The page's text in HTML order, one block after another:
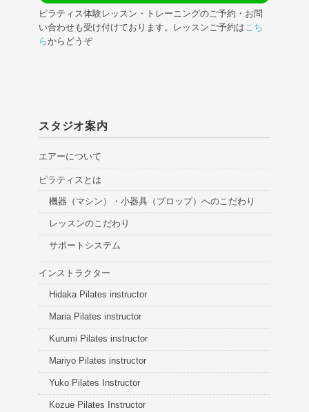
ピラティス体験レッスン・トレーニングのご予約・お問
い合わせも受け付けております。レッスンご予約は こち
らからどうぞ
スタジオ案内
エアーについて
ピラティスとは
機器（マシン）・小器具（プロップ）へのこだわり
レッスンのこだわり
サポートシステム
インストラクター
Hidaka Pilates instructor
Maria Pilates instructor
Kurumi Pilates instructor
Mariyo Pilates instructor
Yuko Pilates Instructor
Kozue Pilates Instructor